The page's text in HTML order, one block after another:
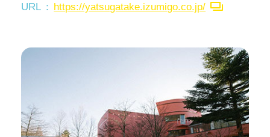
URL
https://yatsugatake.izumigo.co.jp/